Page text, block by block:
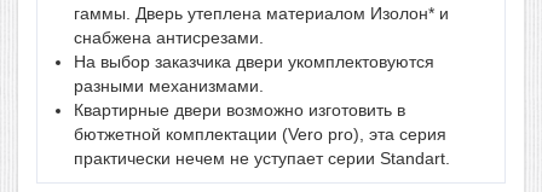
гаммы. Дверь утеплена материалом Изолон* и
снабжена антисрезами.
На выбор заказчика двери укомплектовуются
разными механизмами.
Квартирные двери возможно изготовить в
бютжетной комплектации (Vero pro), эта серия
практически нечем не уступает серии Standart.